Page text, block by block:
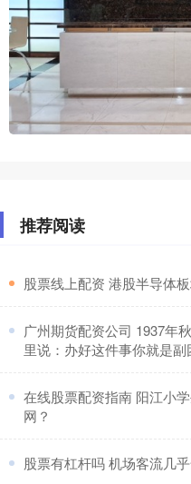
推荐阅读
股票线上配资 港股半导体
广州期货配资公司 1937年
里说：办好这件事你就是副
在线股票配资指南 阳江小
网？
股票有杠杆吗 机场客流几